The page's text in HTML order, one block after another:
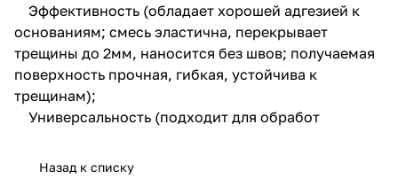
Эффективность (обладает хорошей адгезией к
основаниям; смесь эластична, перекрывает
трещины до 2мм, наносится без швов; получаемая
поверхность прочная, гибкая, устойчива к
трещинам);
Универсальность (подходит для обработ
Назад к списку